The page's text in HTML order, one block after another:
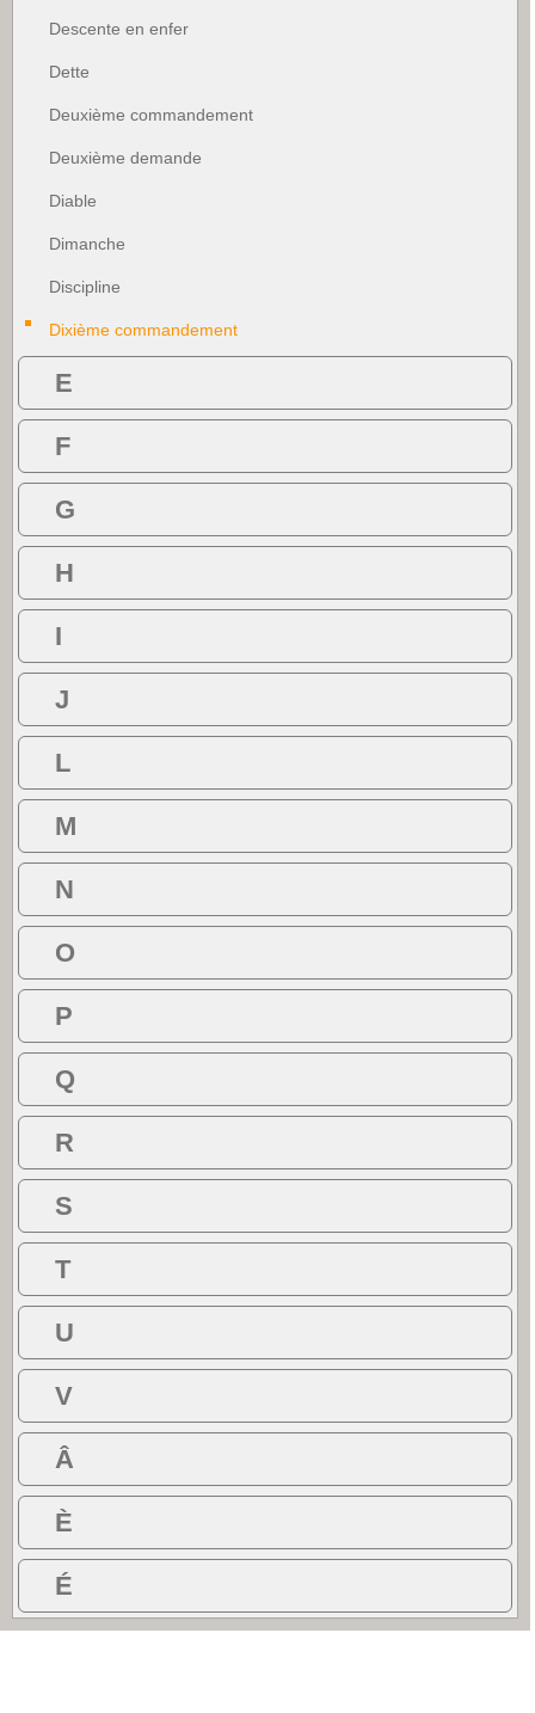
Descente en enfer
Dette
Deuxième commandement
Deuxième demande
Diable
Dimanche
Discipline
Dixième commandement
E
F
G
H
I
J
L
M
N
O
P
Q
R
S
T
U
V
Â
È
É